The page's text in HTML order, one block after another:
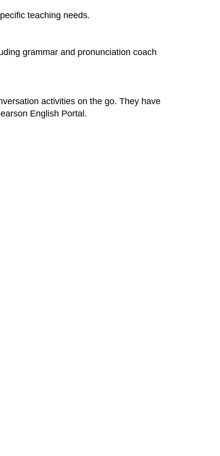
teaching needs.
grammar and pronunciation coach
activities on the go. They have
English Portal.